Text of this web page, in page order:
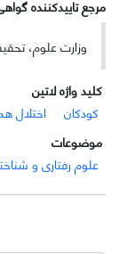
مرجع تاییدکننده
وزارت علوم،
کلید واژه لاتین
کودکان
اختلال
موضوعات
علوم رفتاری و